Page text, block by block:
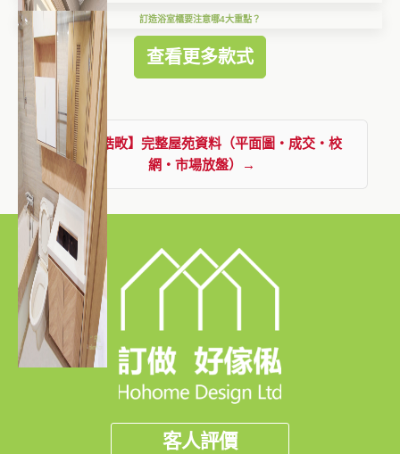
訂造浴室櫃要注意哪4大重點？
查看更多款式
查看【皓畋】完整屋苑資料（平面圖・成交・校
網・市場放盤）→
客人評價